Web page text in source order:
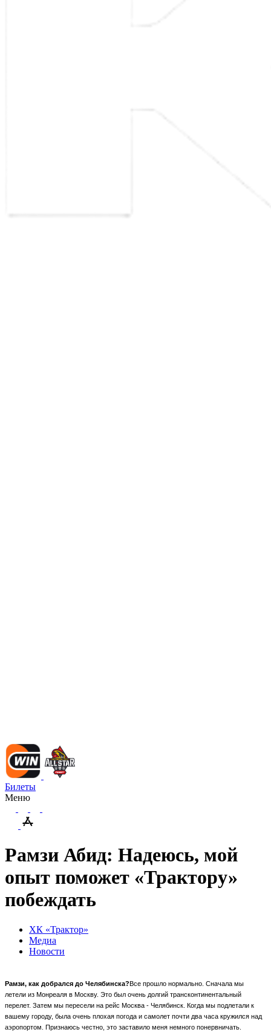
Билеты
Меню
Рамзи Абид: Надеюсь, мой
опыт поможет «Трактору»
побеждать
ХК «Трактор»
Медиа
Новости
Рамзи, как добрался до Челябинска?Все прошло нормально. Сначала мы
летели из Монреаля в Москву. Это был очень долгий трансконтинентальный
перелет. Затем мы пересели на рейс Москва - Челябинск. Когда мы подлетали к
вашему городу, была очень плохая погода и самолет почти два часа кружился над
аэропортом. Признаюсь честно, это заставило меня немного понервничать.